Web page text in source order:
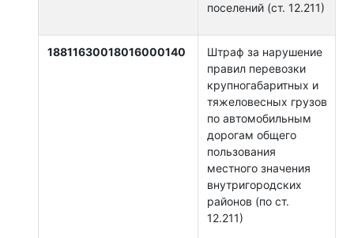
поселений (ст. 12.211)
18811630018016000140
Штраф за нарушение
правил перевозки
крупногабаритных и
тяжеловесных грузов
по автомобильным
дорогам общего
пользования
местного значения
внутригородских
районов (по ст.
12.211)